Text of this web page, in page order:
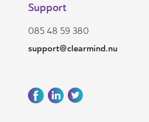
Support
085 48 59 380
support@clearmind.nu